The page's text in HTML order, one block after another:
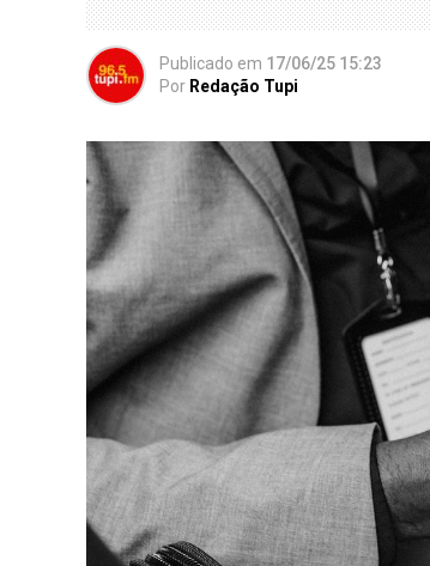
Publicado em 17/06/25 15:23
Por Redação Tupi